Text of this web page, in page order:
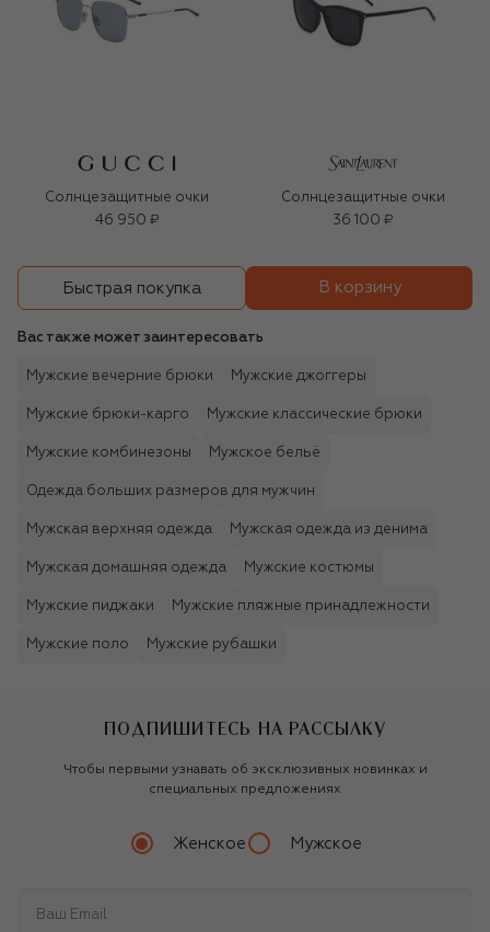
Солнцезащитные очки
46 950 ₽
Солнцезащитные очки
36 100 ₽
Быстрая покупка В корзину
Вас также может заинтересовать
Мужские вечерние брюки Мужские джоггеры
Мужские брюки-карго Мужские классические брюки
Мужские комбинезоны Мужское бельё
Одежда больших размеров для мужчин
Мужская верхняя одежда Мужская одежда из денима
Мужская домашняя одежда Мужские костюмы
Мужские пиджаки Мужские пляжные принадлежности
Мужские поло Мужские рубашки
ПОДПИШИТЕСЬ НА РАССЫЛКУ
Чтобы первыми узнавать об эксклюзивных новинках и
специальных предложениях
Женское Мужское